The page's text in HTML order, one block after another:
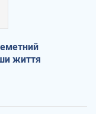
життя